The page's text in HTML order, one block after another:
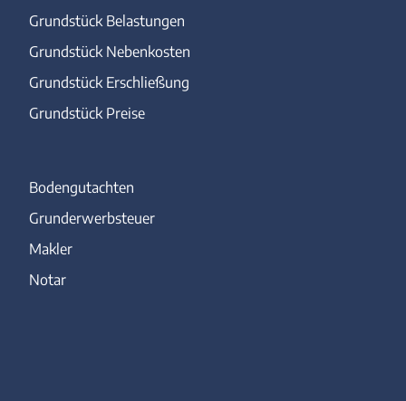
Grundstück Belastungen
Grundstück Nebenkosten
Grundstück Erschließung
Grundstück Preise
Bodengutachten
Grunderwerbsteuer
Makler
Notar